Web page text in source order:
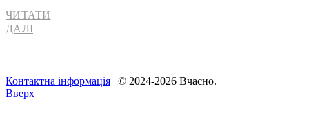
ЧИТАТИ
ДАЛІ
Контактна інформація | © 2024-2026 Вчасно.
Вверх